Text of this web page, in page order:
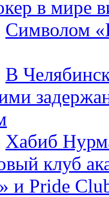
в мире
Символом
В
Хабиб
клуб
и Pride